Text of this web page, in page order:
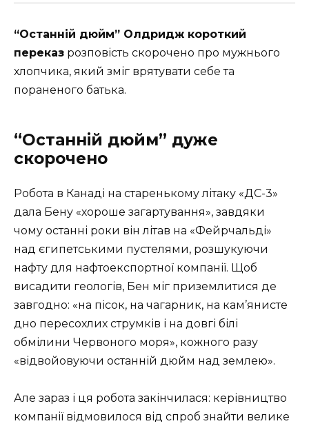
“Останній дюйм” Олдридж короткий
переказ розповість скорочено про мужнього
хлопчика, який зміг врятувати себе та
пораненого батька.
“Останній дюйм” дуже
скорочено
Робота в Канаді на старенькому літаку «ДС-3»
дала Бену «хороше загартування», завдяки
чому останні роки він літав на «Фейрчальді»
над єгипетськими пустелями, розшукуючи
нафту для нафтоекспортної компанії. Щоб
висадити геологів, Бен міг приземлитися де
завгодно: «на пісок, на чагарник, на кам’янисте
дно пересохлих струмків і на довгі білі
обмілини Червоного моря», кожного разу
«відвойовуючи останній дюйм над землею».
Але зараз і ця робота закінчилася: керівництво
компанії відмовилося від спроб знайти велике